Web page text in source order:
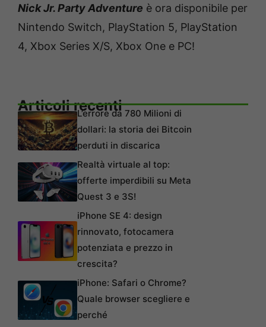
Nick Jr. Party Adventure è ora disponibile per
Nintendo Switch, PlayStation 5, PlayStation
4, Xbox Series X/S, Xbox One e PC!
Articoli recentiL’errore da 780 Milioni di
dollari: la storia dei Bitcoin
perduti in discarica
Realtà virtuale al top:
offerte imperdibili su Meta
Quest 3 e 3S!
iPhone SE 4: design
rinnovato, fotocamera
potenziata e prezzo in
crescita?
iPhone: Safari o Chrome?
Quale browser scegliere e
perché